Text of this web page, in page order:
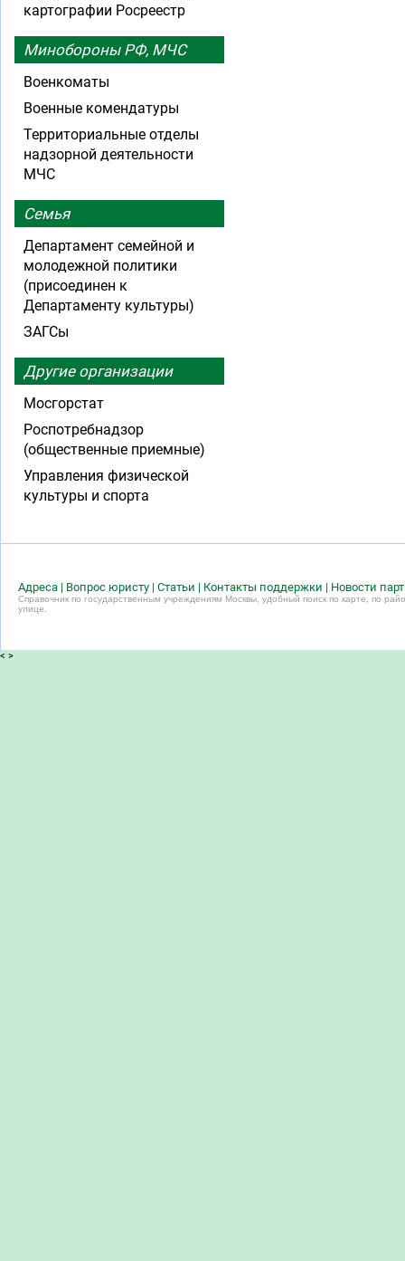
картографии Росреестр
Минобороны РФ, МЧС
Военкоматы
Военные комендатуры
Территориальные отделы
надзорной деятельности
МЧС
Семья
Департамент семейной и
молодежной политики
(присоединен к
Департаменту культуры)
ЗАГСы
Другие организации
Мосгорстат
Роспотребнадзор
(общественные приемные)
Управления физической
культуры и спорта
Адреса | Вопрос юристу | Статьи | Контакты поддержки | Новости
Справочник по государственным учреждениям Москвы, удобный поиск по карте, по
улице.
< >